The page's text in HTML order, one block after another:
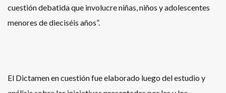
cuestión debatida que involucre niñas, niños y adolescentes
menores de dieciséis años”.
El Dictamen en cuestión fue elaborado luego del estudio y